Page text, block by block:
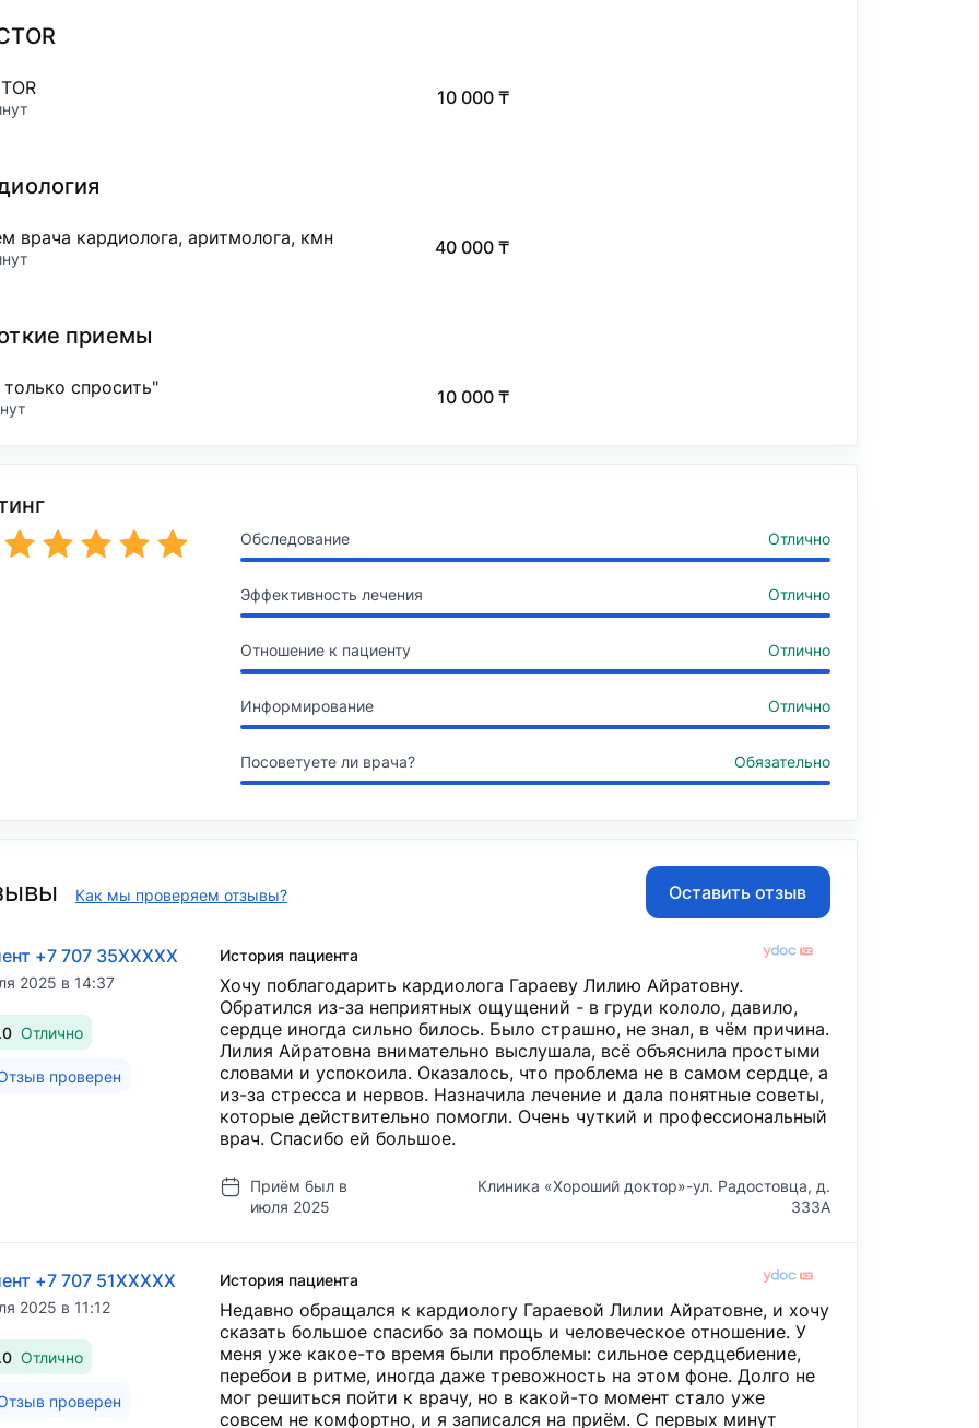
10 000 ₸
врача кардиолога, аритмолога, кмн 40 000 ₸
приемы
спросить" 10 000 ₸
Обследование Отлично
Эффективность лечения Отлично
Отношение к пациенту Отлично
Информирование Отлично
Посоветуете ли врача? Обязательно
Как мы проверяем отзывы? Оставить отзыв
+7 707 35XXXXX
2025 в 14:37
Отлично
проверен
История пациента
Хочу поблагодарить кардиолога Гараеву Лилию Айратовну.
Обратился из-за неприятных ощущений - в груди кололо, давило,
сердце иногда сильно билось. Было страшно, не знал, в чём причина.
Лилия Айратовна внимательно выслушала, всё объяснила простыми
словами и успокоила. Оказалось, что проблема не в самом сердце, а
из-за стресса и нервов. Назначила лечение и дала понятные советы,
которые действительно помогли. Очень чуткий и профессиональный
врач. Спасибо ей большое.
Приём был в
июля 2025
Клиника «Хороший доктор»-ул. Радостовца, д.
333А
+7 707 51XXXXX
2025 в 11:12
Отлично
проверен
История пациента
Недавно обращался к кардиологу Гараевой Лилии Айратовне, и хочу
сказать большое спасибо за помощь и человеческое отношение. У
меня уже какое-то время были проблемы: сильное сердцебиение,
перебои в ритме, иногда даже тревожность на этом фоне. Долго не
мог решиться пойти к врачу, но в какой-то момент стало уже
совсем не комфортно, и я записался на приём. С первых минут